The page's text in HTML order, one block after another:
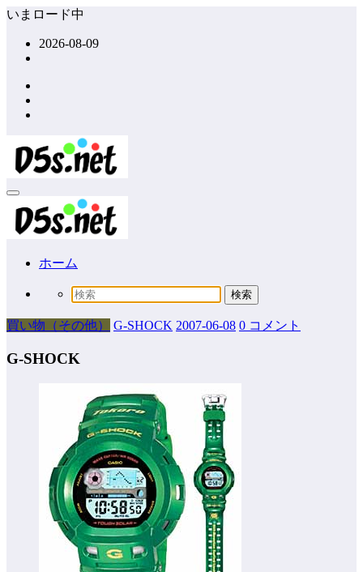
コ
ッ
プ
いまロード中
2026-08-09
ホーム
買い物（その他） G-SHOCK 2007-06-08 0 コメント
G-SHOCK